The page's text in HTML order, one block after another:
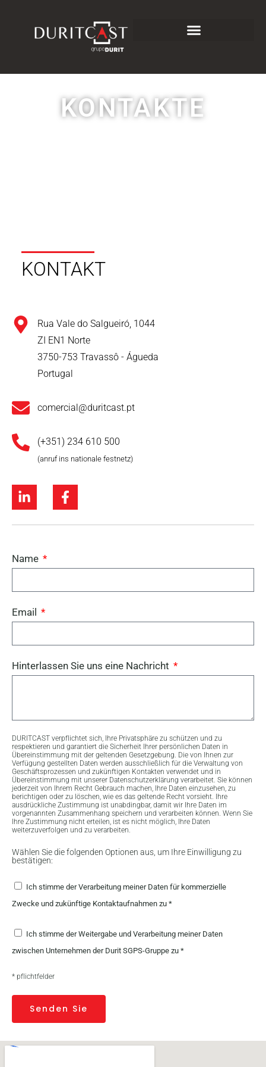
KONTAKTE
KONTAKT
Rua Vale do Salgueiró, 1044
ZI EN1 Norte
3750-753 Travassô - Águeda
Portugal
comercial@duritcast.pt
(+351) 234 610 500
(anruf ins nationale festnetz)
Name
Email
Hinterlassen Sie uns eine Nachricht
DURITCAST verpflichtet sich, Ihre Privatsphäre zu schützen und zu
respektieren und garantiert die Sicherheit Ihrer persönlichen Daten in
Übereinstimmung mit der geltenden Gesetzgebung. Die von Ihnen zur
Verfügung gestellten Daten werden ausschließlich für die Verwaltung von
Geschäftsprozessen und zukünftigen Kontakten verwendet und in
Übereinstimmung mit unserer Datenschutzerklärung verarbeitet. Sie können
jederzeit von Ihrem Recht Gebrauch machen, Ihre Daten einzusehen, zu
berichtigen oder zu löschen, wie es das geltende Recht vorsieht. Ihre
ausdrückliche Zustimmung ist unabdingbar, damit wir Ihre Daten im
vorgenannten Zusammenhang speichern und verarbeiten können. Wenn Sie
Ihre Zustimmung nicht erteilen, ist es nicht möglich, Ihre Daten
weiterzuverfolgen und zu verarbeiten.
Wählen Sie die folgenden Optionen aus, um Ihre Einwilligung zu
bestätigen:
Ich stimme der Verarbeitung meiner Daten für kommerzielle
Zwecke und zukünftige Kontaktaufnahmen zu *
Ich stimme der Weitergabe und Verarbeitung meiner Daten
zwischen Unternehmen der Durit SGPS-Gruppe zu *
* pflichtfelder
Senden Sie